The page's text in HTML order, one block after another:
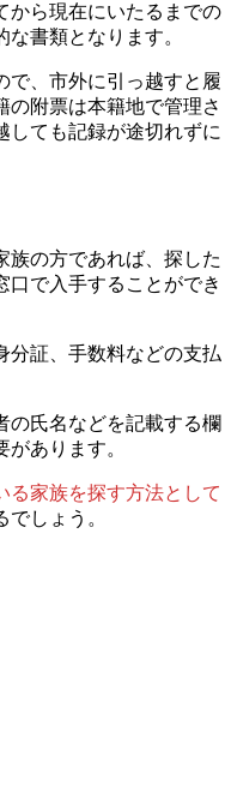
から現在にいたるまでの
書類となります。
で、市外に引っ越すと履
の附票は本籍地で管理さ
しても記録が途切れずに
族の方であれば、探した
口で入手することができ
分証、手数料などの支払
の氏名などを記載する欄
あります。
る家族を探す方法として
でしょう。